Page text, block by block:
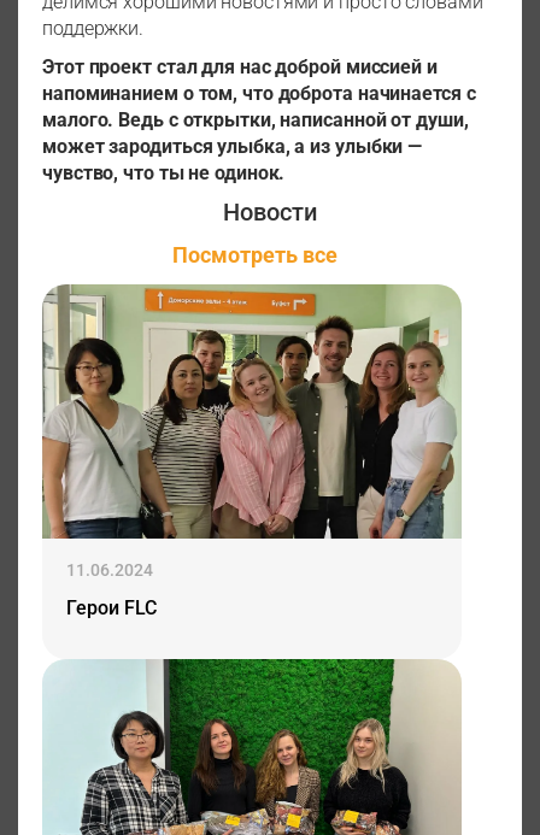
поддержки.
Этот проект стал для нас доброй миссией и
напоминанием о том, что доброта начинается с
малого. Ведь с открытки, написанной от души,
может зародиться улыбка, а из улыбки —
чувство, что ты не одинок.
Новости
Посмотреть все
11.06.2024
Герои FLC